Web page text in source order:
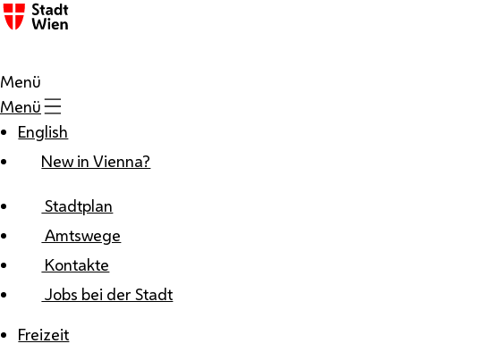
Zum Inhalt
Menü
Menü
English
New in Vienna?
Stadtplan
Amtswege
Kontakte
Jobs bei der Stadt
Freizeit